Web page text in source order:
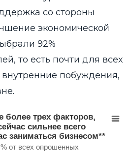
со стороны
экономической
92%
то есть почти для всех
побуждения,
факторов, которые
не более трех факторов,
более трех факторов,
сильнее всего
заниматься бизнесом**
от всех опрошенных